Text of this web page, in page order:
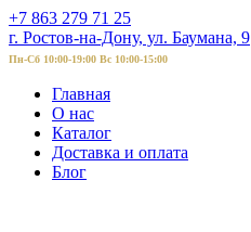
+7 863 279 71 25
г. Ростов-на-Дону, ул. Баумана, 9
Пн-Сб 10:00-19:00 Вс 10:00-15:00
Главная
О нас
Каталог
Доставка и оплата
Блог